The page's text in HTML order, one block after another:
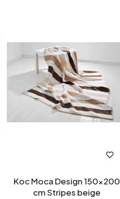
Koc Moca Design 150x200
cm Stripes beige